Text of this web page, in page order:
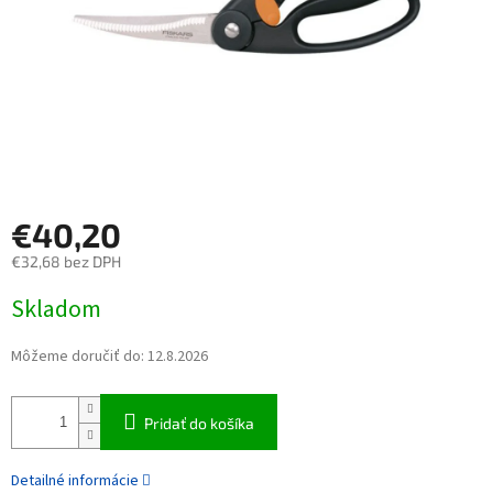
€40,20
€32,68 bez DPH
Skladom
Môžeme doručiť do: 12.8.2026
Pridať do košíka
Detailné informácie